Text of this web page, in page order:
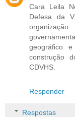
Cara Leila
Defesa da
geográfico
construção
CDVHS.
Responder
Respostas